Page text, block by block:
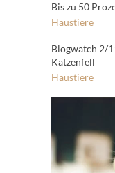
Bis zu 50
Haustiere
Blogwatch 2/
Katzenfell
Haustiere